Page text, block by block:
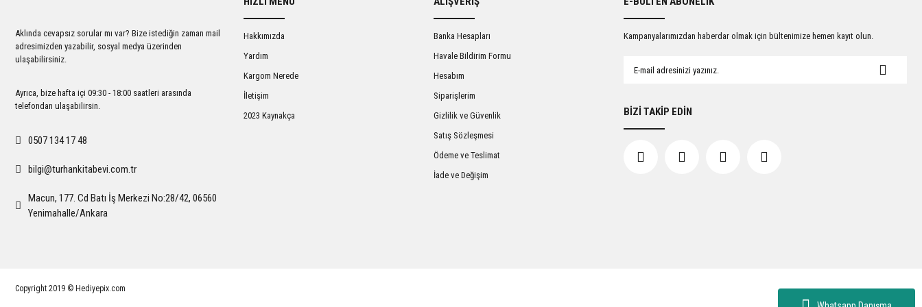
Ürün fiyatı diğer sitelerden daha pahalı.
Bu ürüne benzer farklı alternatifler olmalı.
Gönder
Aklında cevapsız sorular mı var? Bize istediğin zaman mail
adresimizden yazabilir, sosyal medya üzerinden
ulaşabilirsiniz.
Ayrıca, bize hafta içi 09:30 - 18:00 saatleri arasında
telefondan ulaşabilirsin.
0507 134 17 48
bilgi@turhankitabevi.com.tr
Macun, 177. Cd Batı İş Merkezi No:28/42, 06560
Yenimahalle/Ankara
Hakkımızda
Yardım
Kargom Nerede
İletişim
2023 Kaynakça
Banka Hesapları
Havale Bildirim Formu
Hesabım
Siparişlerim
Gizlilik ve Güvenlik
Satış Sözleşmesi
Ödeme ve Teslimat
İade ve Değişim
Kampanyalarımızdan haberdar olmak için bültenimize hemen kayıt olun.
BİZİ TAKİP EDİN
Copyright 2019 © Hediyepix.com